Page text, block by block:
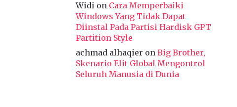
Widion Cara Memperbaiki
Windows Yang Tidak Dapat
Diinstal Pada Partisi Hardisk GPT
Partition Style
achmad alhaqier on Big Brother,
Skenario Elit Global Mengontrol
Seluruh Manusia di Dunia